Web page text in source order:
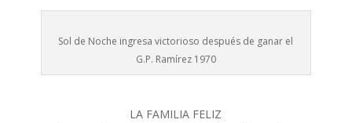
Sol de Noche ingresa victorioso después de ganar el
G.P. Ramírez 1970
LA FAMILIA FELIZ